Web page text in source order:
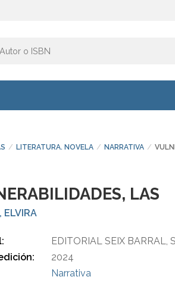
LITERATURA. NOVELA NARRATIVA
LAS
ELVIRA
EDITORIAL SEIX BARRAL,
2024
Narrativa